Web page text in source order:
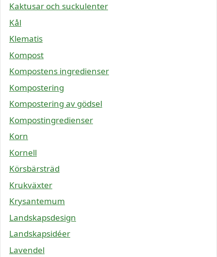
Kaktusar och suckulenter
Kål
Klematis
Kompost
Kompostens ingredienser
Kompostering
Kompostering av gödsel
Kompostingredienser
Korn
Kornell
Körsbärsträd
Krukväxter
Krysantemum
Landskapsdesign
Landskapsidéer
Lavendel